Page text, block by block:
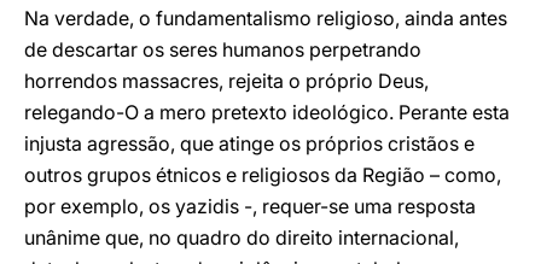
Na verdade, o fundamentalismo religioso, ainda antes
de descartar os seres humanos perpetrando
horrendos massacres, rejeita o próprio Deus,
relegando-O a mero pretexto ideológico. Perante esta
injusta agressão, que atinge os próprios cristãos e
outros grupos étnicos e religiosos da Região – como,
por exemplo, os yazidis -, requer-se uma resposta
unânime que, no quadro do direito internacional,